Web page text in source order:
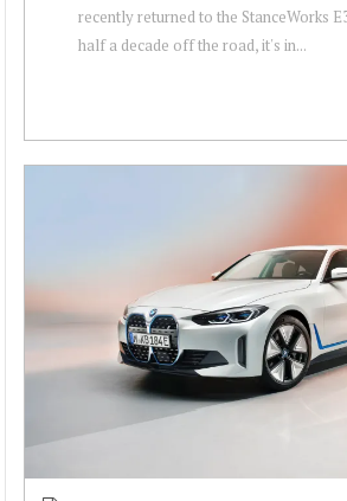
recently returned to the StanceWorks
half a decade off the road, it's in...